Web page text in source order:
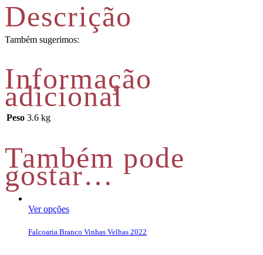
Dª
Sophia
2016
Descrição
Também sugerimos:
Informação
adicional
Peso 3.6 kg
Também pode
gostar…
Ver opçõesThis
has
Falcoaria Branco Vinhas Velhas 2022